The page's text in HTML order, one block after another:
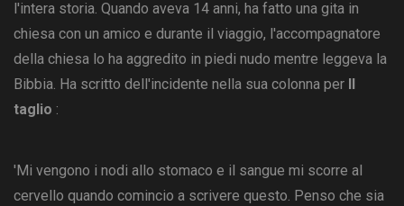
l'intera storia. Quando aveva 14 anni, ha fatto una gita in
chiesa con un amico e durante il viaggio, l'accompagnatore
della chiesa lo ha aggredito in piedi nudo mentre leggeva la
Bibbia. Ha scritto dell'incidente nella sua colonna per Il
taglio :
'Mi vengono i nodi allo stomaco e il sangue mi scorre al
cervello quando comincio a scrivere questo. Penso che sia